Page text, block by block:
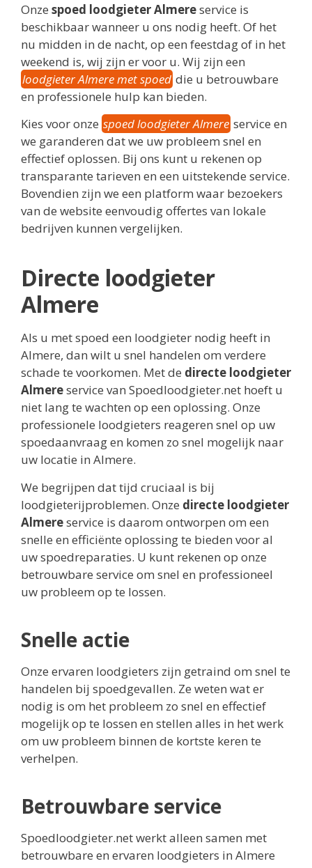
Onze spoed loodgieter Almereservice is
beschikbaar wanneer u ons nodig heeft. Of het
nu midden in de nacht, op een feestdag of in het
weekend is, wij zijn er voor u. Wij zijn een
loodgieter Almere met spoed die u betrouwbare
en professionele hulp kan bieden.
Kies voor onze spoed loodgieter Almere service en
we garanderen dat we uw probleem snel en
effectief oplossen. Bij ons kunt u rekenen op
transparante tarieven en een uitstekende service.
Bovendien zijn we een platform waar bezoekers
van de website eenvoudig offertes van lokale
bedrijven kunnen vergelijken.
Directe loodgieter
Almere
Als u met spoed een loodgieter nodig heeft in
Almere, dan wilt u snel handelen om verdere
schade te voorkomen. Met de directe loodgieter
Almereservice van Spoedloodgieter.net hoeft u
niet lang te wachten op een oplossing. Onze
professionele loodgieters reageren snel op uw
spoedaanvraag en komen zo snel mogelijk naar
uw locatie in Almere.
We begrijpen dat tijd cruciaal is bij
loodgieterijproblemen. Onze directe loodgieter
Almereservice is daarom ontworpen om een
snelle en efficiënte oplossing te bieden voor al
uw spoedreparaties. U kunt rekenen op onze
betrouwbare service om snel en professioneel
uw probleem op te lossen.
Snelle actie
Onze ervaren loodgieters zijn getraind om snel te
handelen bij spoedgevallen. Ze weten wat er
nodig is om het probleem zo snel en effectief
mogelijk op te lossen en stellen alles in het werk
om uw probleem binnen de kortste keren te
verhelpen.
Betrouwbare service
Spoedloodgieter.net werkt alleen samen met
betrouwbare en ervaren loodgieters in Almere